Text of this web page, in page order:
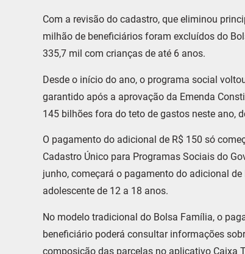
Com a revisão do cadastro, que eliminou
milhão de beneficiários foram excluídos do
335,7 mil com crianças de até 6 anos.
Desde o início do ano, o programa social
garantido após a aprovação da Emenda
145 bilhões fora do teto de gastos neste ano,
O pagamento do adicional de R$ 150 só
Cadastro Único para Programas Sociais do
junho, começará o pagamento do adicional
adolescente de 12 a 18 anos.
No modelo tradicional do Bolsa Família, o
beneficiário poderá consultar informações
composição das parcelas no aplicativo Caixa